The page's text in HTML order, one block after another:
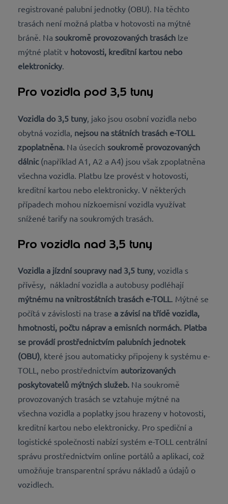
registrované palubní jednotky (OBU). Na těchto
trasách není možná platba v hotovosti na mýtné
bráně. Na soukromě provozovaných trasách lze
mýtné platit v hotovosti, kreditní kartou nebo
elektronicky
Pro vozidla pod 3,5 tuny
Vozidla do 3,5 tuny , jako jsou osobní vozidla nebo
obytná vozidla, nejsou na státních trasách e-TOLL
zpoplatněna. Na úsecích soukromě provozovaných
dálnic(například A1, A2 a A4) jsou však zpoplatněna
všechna vozidla. Platbu lze provést v hotovosti,
kreditní kartou nebo elektronicky. V některých
případech mohou nízkoemisní vozidla využívat
snížené tarify na soukromých trasách.
Pro vozidla nad 3,5 tuny
Vozidla a jízdní soupravy nad 3,5 tuny, vozidla s
přívěsy, nákladní vozidla a autobusy podléhají
mýtnému na vnitrostátních trasách e-TOLL. Mýtné se
počítá v závislosti na trase a závisí na třídě vozidla,
hmotnosti, počtu náprav a emisních normách. Platba
se provádí prostřednictvím palubních jednotek
(OBU), které jsou automaticky připojeny k systému e-
TOLL, nebo prostřednictvím autorizovaných
poskytovatelů mýtných služeb. Na soukromě
provozovaných trasách se vztahuje mýtné na
všechna vozidla a poplatky jsou hrazeny v hotovosti,
kreditní kartou nebo elektronicky. Pro spediční a
logistické společnosti nabízí systém e-TOLL centrální
správu prostřednictvím online portálů a aplikací, což
umožňuje transparentní správu nákladů a údajů o
vozidlech.